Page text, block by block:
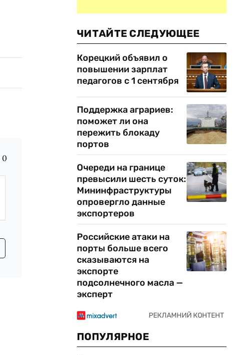
0
ЧИТАЙТЕ СЛЕДУЮЩЕЕ
Корецкий объявил о
повышении зарплат
педагогов с 1 сентября
Поддержка аграриев:
поможет ли она
пережить блокаду
портов
Очереди на границе
превысили шесть суток:
Мининфраструктуры
опровергло данные
экспортеров
Российские атаки на
порты больше всего
сказываются на
экспорте
подсолнечного масла —
эксперт
ПОПУЛЯРНОЕ